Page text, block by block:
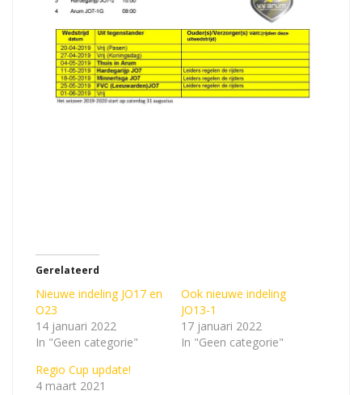
Gerelateerd
Nieuwe indeling JO17 en
O23
14 januari 2022
In "Geen categorie"
Ook nieuwe indeling
JO13-1
17 januari 2022
In "Geen categorie"
Regio Cup update!
4 maart 2021